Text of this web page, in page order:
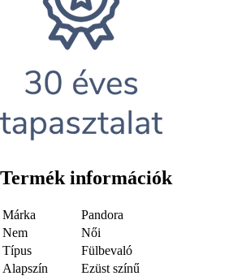
Termék információk
Márka
Pandora
Nem
Női
Típus
Fülbevaló
Alapszín
Ezüst színű